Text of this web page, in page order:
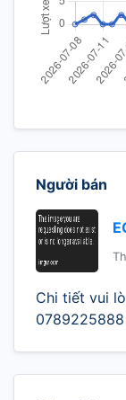
Người bán
Chi tiết vui
0789225888